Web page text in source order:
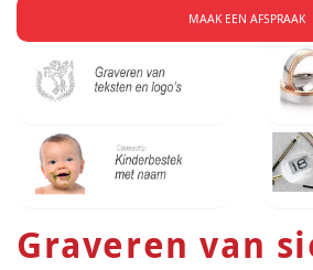
MAAK EEN AFSPRAAK
Graveren van